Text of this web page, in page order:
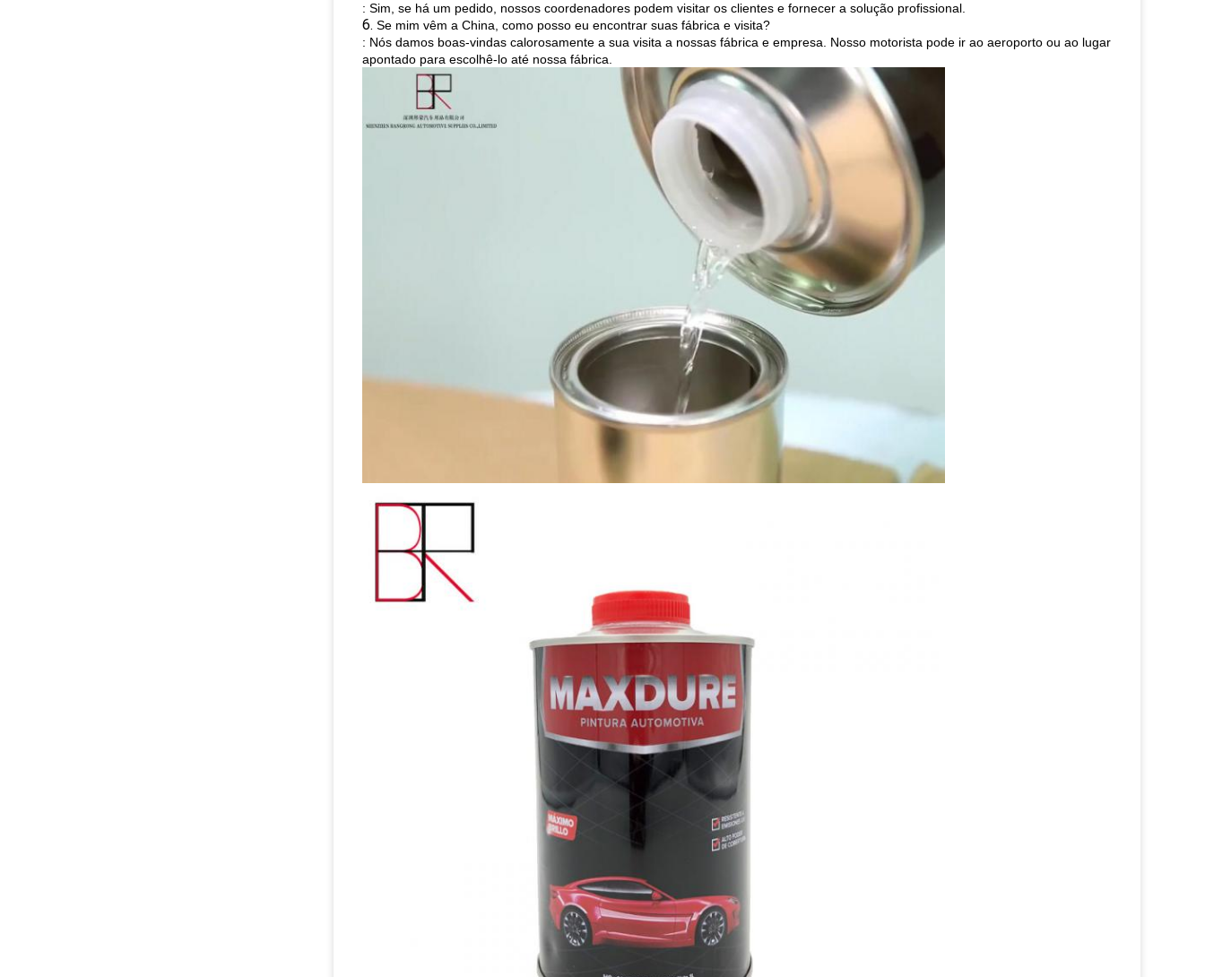
: Sim, se há um pedido, nossos coordenadores podem visitar os clientes e fornecer a solução profissional.
6. Se mim vêm a China, como posso eu encontrar suas fábrica e visita?
: Nós damos boas-vindas calorosamente a sua visita a nossas fábrica e empresa. Nosso motorista pode ir ao aeroporto ou ao lugar
apontado para escolhê-lo até nossa fábrica.